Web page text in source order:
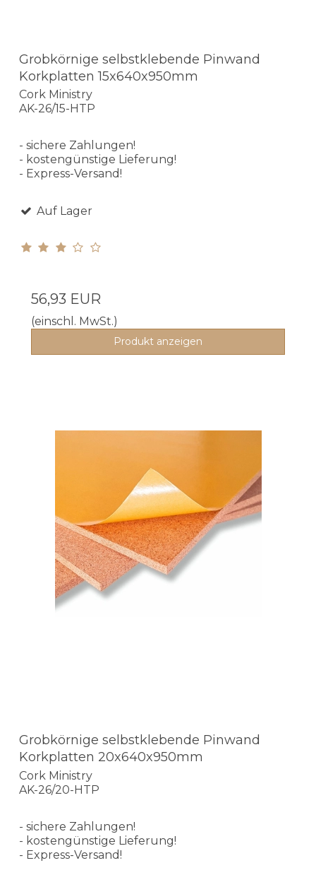
Grobkörnige selbstklebende Pinwand
Korkplatten 15x640x950mm
Cork Ministry
AK-26/15-HTP
- sichere Zahlungen!
- kostengünstige Lieferung!
- Express-Versand!
Auf Lager
56,93 EUR
(einschl. MwSt.)
Produkt anzeigen
Grobkörnige selbstklebende Pinwand
Korkplatten 20x640x950mm
Cork Ministry
AK-26/20-HTP
- sichere Zahlungen!
- kostengünstige Lieferung!
- Express-Versand!